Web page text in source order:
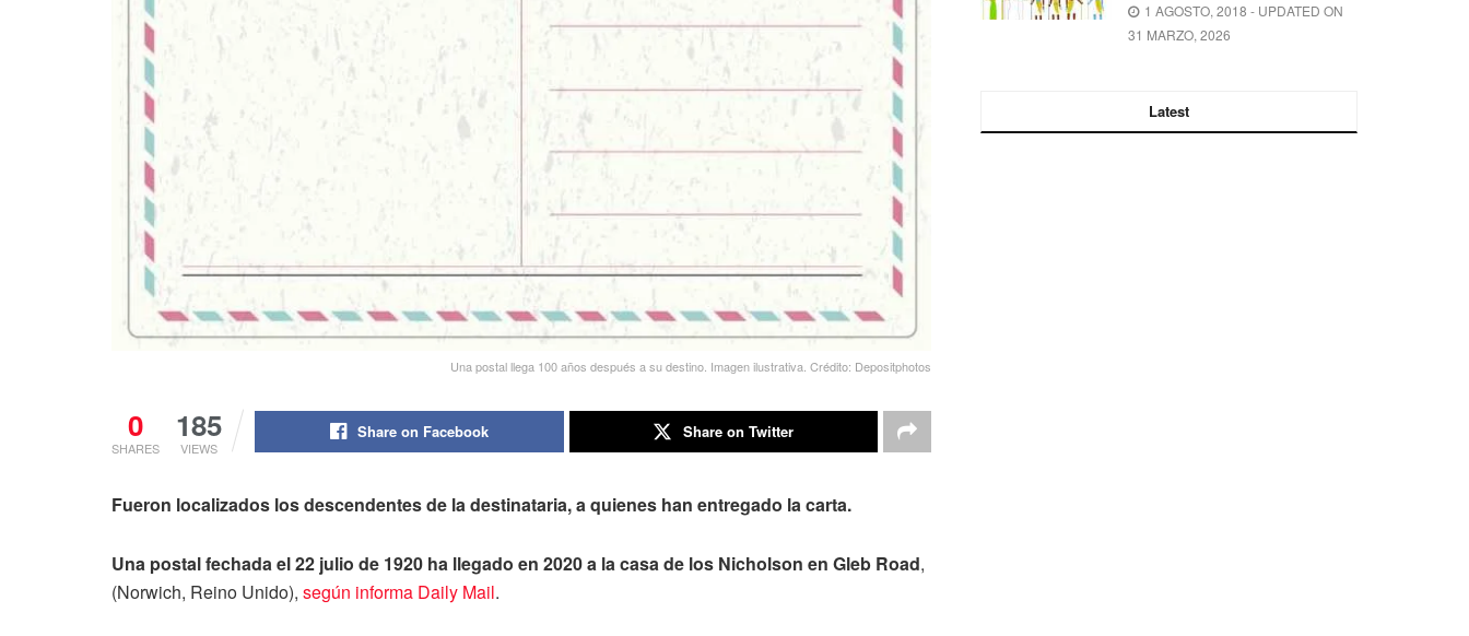
Una postal llega 100 años después a su destino. Imagen ilustrativa. Crédito: Depositphotos
0
SHARES
185
VIEWS
Share on Facebook Share on Twitter
Fueron localizados los descendentes de la destinataria, a quienes han entregado la carta.
Una postal fechada el 22 julio de 1920 ha llegado en 2020 a la casa de los Nicholson en Gleb Road,
(Norwich, Reino Unido), según informa Daily Mail.
1 AGOSTO, 2018 - UPDATED ON
31 MARZO, 2026
Latest